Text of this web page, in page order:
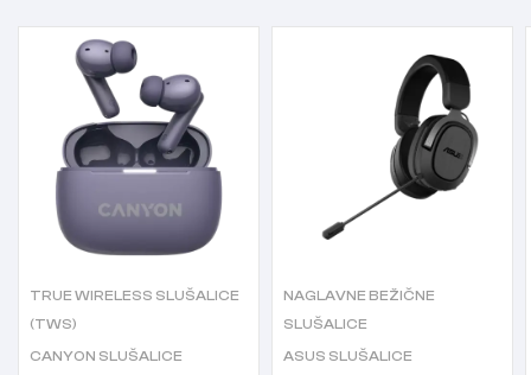
TRUE WIRELESS SLUŠALICE
(TWS)
CANYON SLUŠALICE
NAGLAVNE BEŽIČNE
SLUŠALICE
ASUS SLUŠALICE